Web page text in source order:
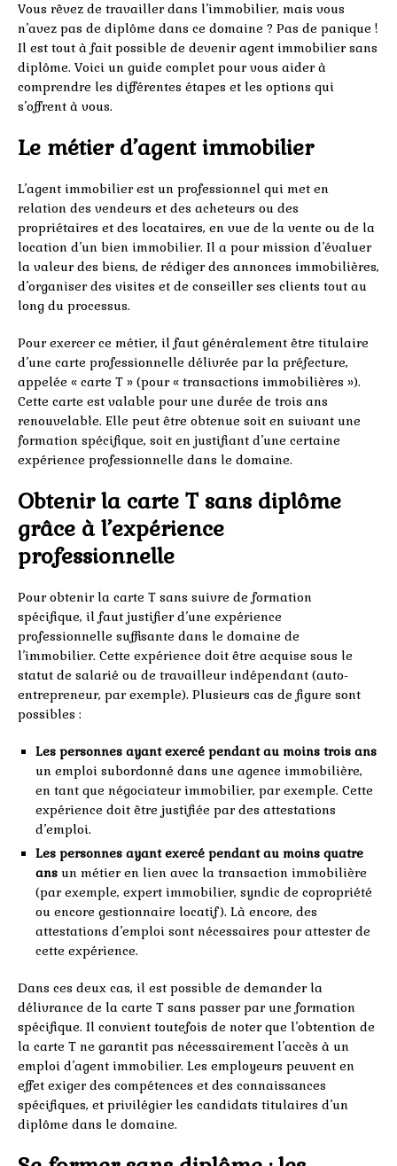
Vous rêvez de travailler dans l’immobilier, mais vous
n’avez pas de diplôme dans ce domaine ? Pas de panique !
Il est tout à fait possible de devenir agent immobilier sans
diplôme. Voici un guide complet pour vous aider à
comprendre les différentes étapes et les options qui
s’offrent à vous.
Le métier d’agent immobilier
L’agent immobilier est un professionnel qui met en
relation des vendeurs et des acheteurs ou des
propriétaires et des locataires, en vue de la vente ou de la
location d’un bien immobilier. Il a pour mission d’évaluer
la valeur des biens, de rédiger des annonces immobilières,
d’organiser des visites et de conseiller ses clients tout au
long du processus.
Pour exercer ce métier, il faut généralement être titulaire
d’une carte professionnelle délivrée par la préfecture,
appelée « carte T » (pour « transactions immobilières »).
Cette carte est valable pour une durée de trois ans
renouvelable. Elle peut être obtenue soit en suivant une
formation spécifique, soit en justifiant d’une certaine
expérience professionnelle dans le domaine.
Obtenir la carte T sans diplôme
grâce à l’expérience
professionnelle
Pour obtenir la carte T sans suivre de formation
spécifique, il faut justifier d’une expérience
professionnelle suffisante dans le domaine de
l’immobilier. Cette expérience doit être acquise sous le
statut de salarié ou de travailleur indépendant (auto-
entrepreneur, par exemple). Plusieurs cas de figure sont
possibles :
Les personnes ayant exercé pendant au moins trois ans
un emploi subordonné dans une agence immobilière,
en tant que négociateur immobilier, par exemple. Cette
expérience doit être justifiée par des attestations
d’emploi.
Les personnes ayant exercé pendant au moins quatre
ans un métier en lien avec la transaction immobilière
(par exemple, expert immobilier, syndic de copropriété
ou encore gestionnaire locatif). Là encore, des
attestations d’emploi sont nécessaires pour attester de
cette expérience.
Dans ces deux cas, il est possible de demander la
délivrance de la carte T sans passer par une formation
spécifique. Il convient toutefois de noter que l’obtention de
la carte T ne garantit pas nécessairement l’accès à un
emploi d’agent immobilier. Les employeurs peuvent en
effet exiger des compétences et des connaissances
spécifiques, et privilégier les candidats titulaires d’un
diplôme dans le domaine.